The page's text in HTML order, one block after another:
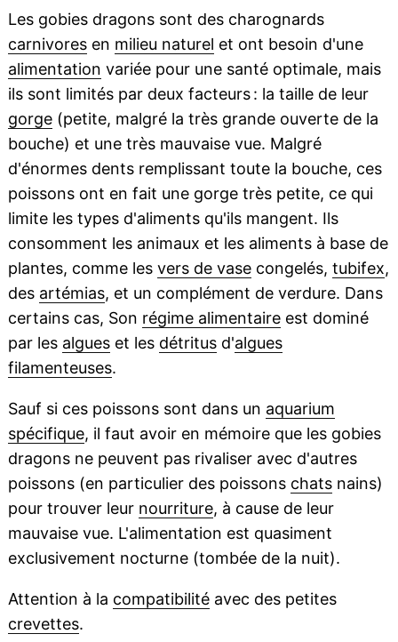
Les gobies dragons sont des charognards
carnivoresen milieu naturel et ont besoin d'une
alimentation variée pour une santé optimale, mais
ils sont limités par deux facteurs : la taille de leur
gorge(petite, malgré la très grande ouverte de la
bouche) et une très mauvaise vue. Malgré
d'énormes dents remplissant toute la bouche, ces
poissons ont en fait une gorge très petite, ce qui
limite les types d'aliments qu'ils mangent. Ils
consomment les animaux et les aliments à base de
plantes, comme les vers de vasecongelés, tubifex,
des artémias, et un complément de verdure. Dans
certains cas, Son régime alimentaireest dominé
par les algueset les détritusd'algues
filamenteuses.
Sauf si ces poissons sont dans un aquarium
spécifique, il faut avoir en mémoire que les gobies
dragons ne peuvent pas rivaliser avec d'autres
poissons (en particulier des poissons chatsnains)
pour trouver leur nourriture, à cause de leur
mauvaise vue. L'alimentation est quasiment
exclusivement nocturne (tombée de la nuit).
Attention à la compatibilitéavec des petites
crevettes.